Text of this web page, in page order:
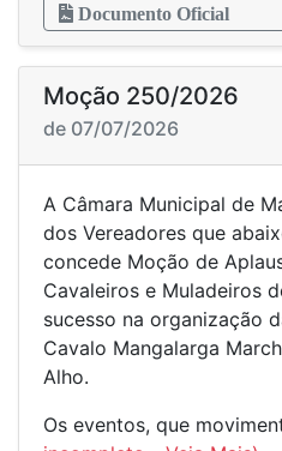
Documento Oficial
Moção 250/2026
de 07/07/2026
A Câmara Municipal de
dos Vereadores que
concede Moção de
Cavaleiros e Muladeiros
sucesso na organização
Cavalo Mangalarga
Alho.
Os eventos, que